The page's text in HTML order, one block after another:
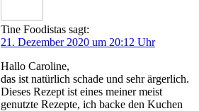
Tine Foodistas sagt:
21. Dezember 2020 um 20:12 Uhr
Hal­lo Caroline,
das ist natür­lich scha­de und sehr ärger­lich.
Die­ses Rezept ist eines mei­ner meist
genutz­te Rezep­te, ich backe den Kuchen